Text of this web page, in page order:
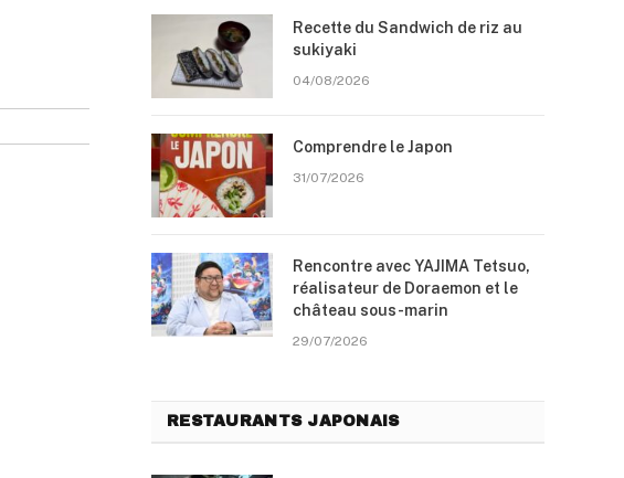
Recette du Sandwich de riz au
sukiyaki
04/08/2026
Comprendre le Japon
31/07/2026
Rencontre avec YAJIMA Tetsuo,
réalisateur de Doraemon et le
château sous-marin
29/07/2026
RESTAURANTS JAPONAIS